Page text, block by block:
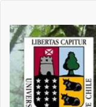
Contenido
principal
Barra
lateral